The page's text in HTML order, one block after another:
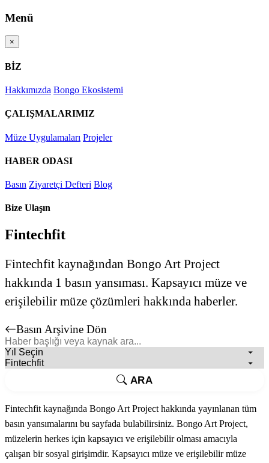
Menü
×
BİZ
Hakkımızda Bongo Ekosistemi
ÇALIŞMALARIMIZ
Müze Uygulamaları Projeler
HABER ODASI
Basın Ziyaretçi Defteri Blog
Bize Ulaşın
Fintechfit
Fintechfit kaynağından Bongo Art Project
hakkında 1 basın yansıması. Kapsayıcı müze ve
erişilebilir müze çözümleri hakkında haberler.
Basın Arşivine Dön
ARA
Fintechfit kaynağında Bongo Art Project hakkında yayınlanan tüm
basın yansımalarını bu sayfada bulabilirsiniz. Bongo Art Project,
müzelerin herkes için kapsayıcı ve erişilebilir olması amacıyla
çalışan bir sosyal girişimdir. Kapsayıcı müze ve erişilebilir müze